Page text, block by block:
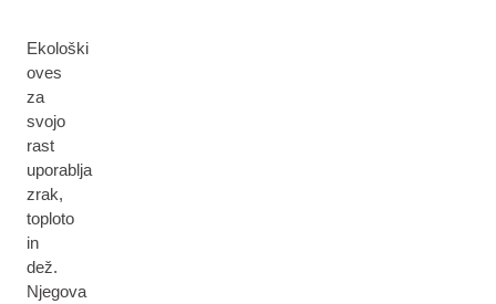
Ekološki
oves
za
svojo
rast
uporablja
zrak,
toploto
in
dež.
Njegova